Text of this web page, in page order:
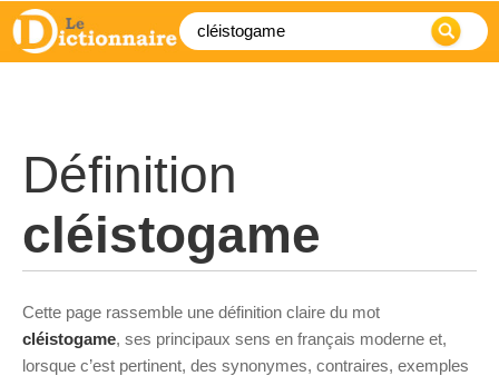
Définition
cléistogame
Cette page rassemble une définition claire du mot
cléistogame, ses principaux sens en français moderne et,
lorsque c’est pertinent, des synonymes, contraires, exemples